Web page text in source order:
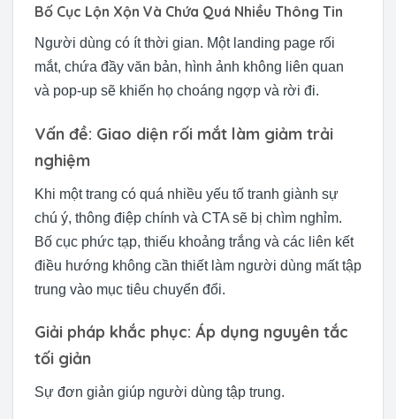
Bố Cục Lộn Xộn Và Chứa Quá Nhiều Thông Tin
Người dùng có ít thời gian. Một landing page rối
mắt, chứa đầy văn bản, hình ảnh không liên quan
và pop-up sẽ khiến họ choáng ngợp và rời đi.
Vấn đề: Giao diện rối mắt làm giảm trải
nghiệm
Khi một trang có quá nhiều yếu tố tranh giành sự
chú ý, thông điệp chính và CTA sẽ bị chìm nghỉm.
Bố cục phức tạp, thiếu khoảng trắng và các liên kết
điều hướng không cần thiết làm người dùng mất tập
trung vào mục tiêu chuyển đổi.
Giải pháp khắc phục: Áp dụng nguyên tắc
tối giản
Sự đơn giản giúp người dùng tập trung.